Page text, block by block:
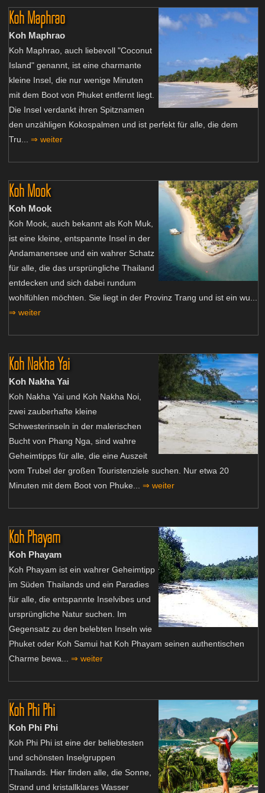
Koh Maphrao
Koh Maphrao
Koh Maphrao, auch liebevoll "Coconut
Island" genannt, ist eine charmante
kleine Insel, die nur wenige Minuten
mit dem Boot von Phuket entfernt liegt.
Die Insel verdankt ihren Spitznamen
den unzähligen Kokospalmen und ist perfekt für alle, die dem
Tru... ⇒ weiter
Koh Mook
Koh Mook
Koh Mook, auch bekannt als Koh Muk,
ist eine kleine, entspannte Insel in der
Andamanensee und ein wahrer Schatz
für alle, die das ursprüngliche Thailand
entdecken und sich dabei rundum
wohlfühlen möchten. Sie liegt in der Provinz Trang und ist ein wu...
⇒ weiter
Koh Nakha Yai
Koh Nakha Yai
Koh Nakha Yai und Koh Nakha Noi,
zwei zauberhafte kleine
Schwesterinseln in der malerischen
Bucht von Phang Nga, sind wahre
Geheimtipps für alle, die eine Auszeit
vom Trubel der großen Touristenziele suchen. Nur etwa 20
Minuten mit dem Boot von Phuke... ⇒ weiter
Koh Phayam
Koh Phayam
Koh Phayam ist ein wahrer Geheimtipp
im Süden Thailands und ein Paradies
für alle, die entspannte Inselvibes und
ursprüngliche Natur suchen. Im
Gegensatz zu den belebten Inseln wie
Phuket oder Koh Samui hat Koh Phayam seinen authentischen
Charme bewa... ⇒ weiter
Koh Phi Phi
Koh Phi Phi
Koh Phi Phi ist eine der beliebtesten
und schönsten Inselgruppen
Thailands. Hier finden alle, die Sonne,
Strand und kristallklares Wasser